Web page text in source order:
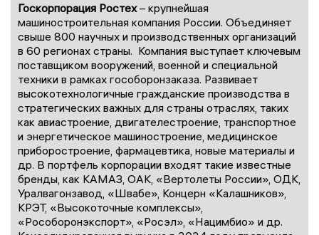
Госкорпорация Ростех– крупнейшая
машиностроительная компания России. Объединяет
свыше 800 научных и производственных организаций
в 60 регионах страны. Компания выступает ключевым
поставщиком вооружений, военной и специальной
техники в рамках гособоронзаказа. Развивает
высокотехнологичные гражданские производства в
стратегических важных для страны отраслях, таких
как авиастроение, двигателестроение, транспортное
и энергетическое машиностроение, медицинское
приборостроение, фармацевтика, новые материалы и
др. В портфель корпорации входят такие известные
бренды, как КАМАЗ, ОАК, «Вертолеты России», ОДК,
Уралвагонзавод, «Швабе», Концерн «Калашников»,
КРЭТ, «Высокоточные комплексы»,
«Рособоронэкспорт», «Росэл», «Нацимбио» и др.